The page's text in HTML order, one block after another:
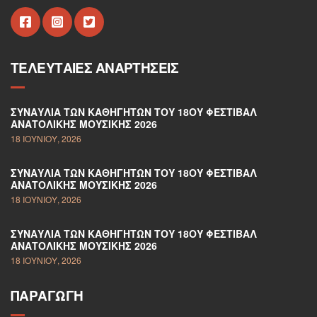
ΤΕΛΕΥΤΑΊΕΣ ΑΝΑΡΤΉΣΕΙΣ
ΣΥΝΑΥΛΊΑ ΤΩΝ ΚΑΘΗΓΗΤΏΝ ΤΟΥ 18ΟΥ ΦΕΣΤΙΒΆΛ
ΑΝΑΤΟΛΙΚΉΣ ΜΟΥΣΙΚΉΣ 2026
18 ΙΟΥΝΊΟΥ, 2026
ΣΥΝΑΥΛΊΑ ΤΩΝ ΚΑΘΗΓΗΤΏΝ ΤΟΥ 18ΟΥ ΦΕΣΤΙΒΆΛ
ΑΝΑΤΟΛΙΚΉΣ ΜΟΥΣΙΚΉΣ 2026
18 ΙΟΥΝΊΟΥ, 2026
ΣΥΝΑΥΛΊΑ ΤΩΝ ΚΑΘΗΓΗΤΏΝ ΤΟΥ 18ΟΥ ΦΕΣΤΙΒΆΛ
ΑΝΑΤΟΛΙΚΉΣ ΜΟΥΣΙΚΉΣ 2026
18 ΙΟΥΝΊΟΥ, 2026
ΠΑΡΑΓΩΓΉ